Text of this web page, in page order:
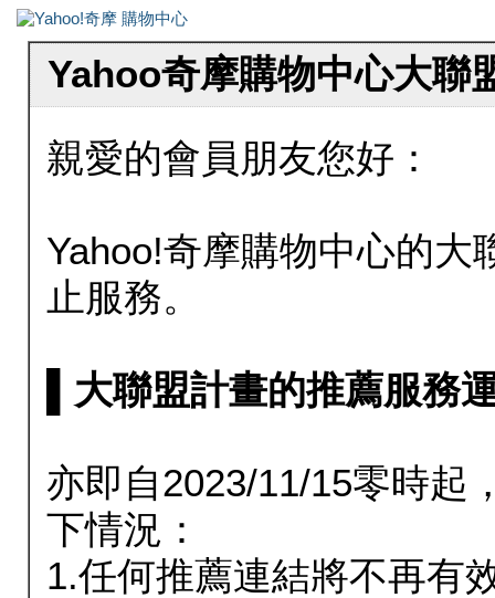
Yahoo奇摩購物中心大聯
親愛的會員朋友您好：
Yahoo!奇摩購物中心的大
止服務。
▌大聯盟計畫的推薦服務
亦即自2023/11/15零時起
下情況：
1.任何推薦連結將不再有